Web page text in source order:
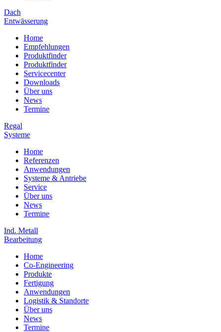
Dach
Entwässerung
Home
Empfehlungen
Produktfinder
Produktfinder
Servicecenter
Downloads
Über uns
News
Termine
Regal
Systeme
Home
Referenzen
Anwendungen
Systeme & Antriebe
Service
Über uns
News
Termine
Ind. Metall
Bearbeitung
Home
Co-Engineering
Produkte
Fertigung
Anwendungen
Logistik & Standorte
Über uns
News
Termine